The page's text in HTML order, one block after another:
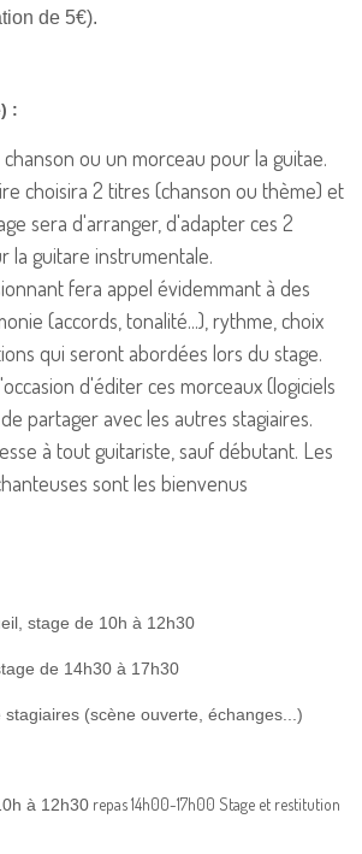
de 5€).
:
ou un morceau pour la guitae.
choisira 2 titres (chanson ou thème) et
sera d'arranger, d'adapter ces 2
la guitare instrumentale.
fera appel évidemmant à des
(accords, tonalité...), rythme, choix
qui seront abordées lors du stage.
d'éditer ces morceaux (logiciels
partager avec les autres stagiaires.
à tout guitariste, sauf débutant. Les
sont les bienvenus
stage de 10h à 12h30
de 14h30 à 17h30
(scène ouverte, échanges...)
à 12h30 repas 14h00-17h00 Stage et restitution